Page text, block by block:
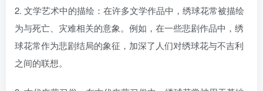
2. 文学艺术中的描绘：在许多文学作品中，绣球花常被描绘
为与死亡、灾难相关的意象。例如，在一些悲剧作品中，绣
球花常作为悲剧结局的象征，加深了人们对绣球花与不吉利
之间的联想。